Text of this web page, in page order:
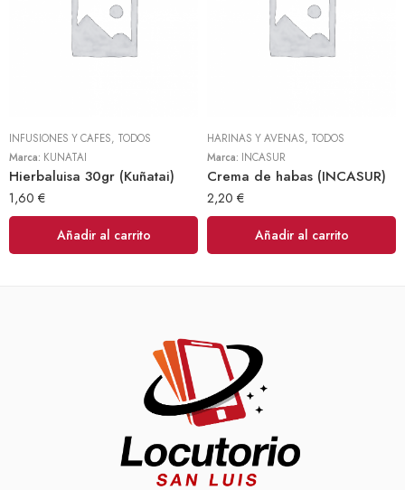
INFUSIONES Y CAFES, TODOS
Marca: KUÑATAI
Hierbaluisa 30gr (Kuñatai)
1,60 €
Añadir al carrito
HARINAS Y AVENAS, TODOS
Marca: INCASUR
Crema de habas (INCASUR)
2,20 €
Añadir al carrito